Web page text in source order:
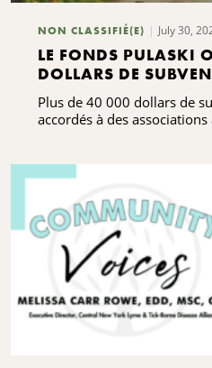
NON CLASSIFIÉ(E) July 30,
LE FONDS PULASKI
DOLLARS DE
Plus de 40 000 dollars de
accordés à des